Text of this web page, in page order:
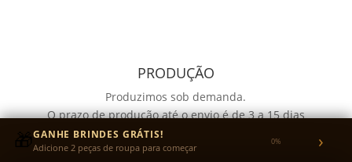
PRODUÇÃO
Produzimos sob demanda.
O prazo de produção até o envio é de 3 a 15 dias
úteis, para garantir qualidade e acabamento.
🎁GANHE BRINDES GRÁTIS!
Adicione 2 peças de roupa para começar 0% ›